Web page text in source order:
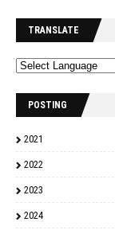
TRANSLATE
POSTING
2021
2022
2023
2024